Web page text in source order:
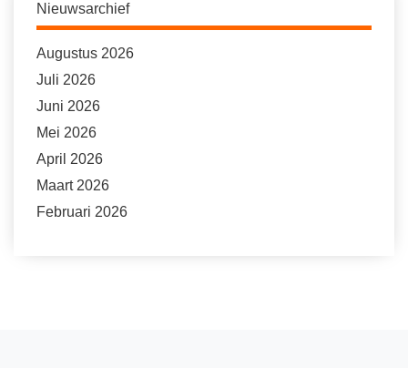
Nieuwsarchief
Augustus 2026
Juli 2026
Juni 2026
Mei 2026
April 2026
Maart 2026
Februari 2026